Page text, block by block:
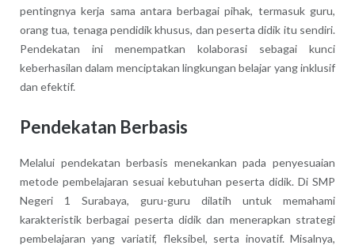
pentingnya kerja sama antara berbagai pihak, termasuk guru,
orang tua, tenaga pendidik khusus, dan peserta didik itu sendiri.
Pendekatan ini menempatkan kolaborasi sebagai kunci
keberhasilan dalam menciptakan lingkungan belajar yang inklusif
dan efektif.
Pendekatan Berbasis
Melalui pendekatan berbasis menekankan pada penyesuaian
metode pembelajaran sesuai kebutuhan peserta didik. Di SMP
Negeri 1 Surabaya, guru-guru dilatih untuk memahami
karakteristik berbagai peserta didik dan menerapkan strategi
pembelajaran yang variatif, fleksibel, serta inovatif. Misalnya,